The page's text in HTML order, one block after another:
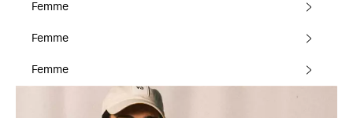
Femme
Femme
Femme